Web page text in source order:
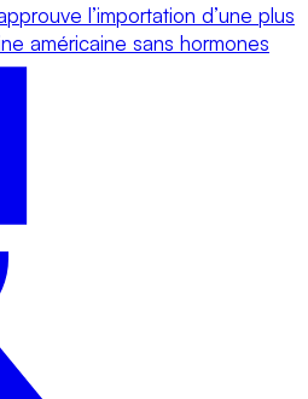
l’importation d’une plus
américaine sans hormones